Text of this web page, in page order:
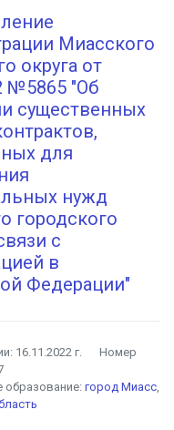
Миасского
округа от
№5865 "Об
существенных
для
нужд
городского
с
в
Федерации"
16.11.2022 г.
Номер
образование:город Миасс,